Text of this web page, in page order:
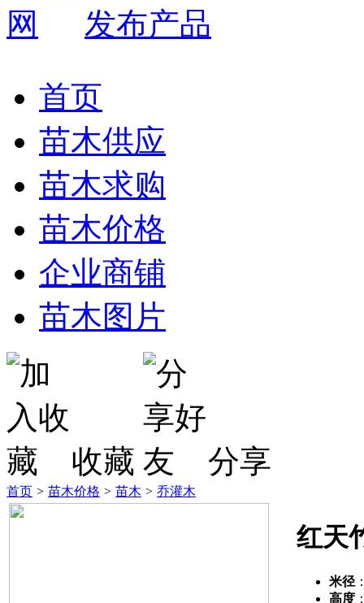
发布产品
首页
苗木供应
苗木求购
苗木价格
企业商铺
苗木图片
收藏 分享
首页 > 苗木价格 > 苗木 > 乔灌木
红天
米径
高度